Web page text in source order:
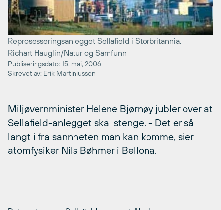
Reprosesseringsanlegget Sellafield i Storbritannia.
Richart Hauglin/Natur og Samfunn
Publiseringsdato: 15. mai, 2006
Skrevet av: Erik Martiniussen
Miljøvernminister Helene Bjørnøy jubler over at
Sellafield-anlegget skal stenge. - Det er så
langt i fra sannheten man kan komme, sier
atomfysiker Nils Bøhmer i Bellona.